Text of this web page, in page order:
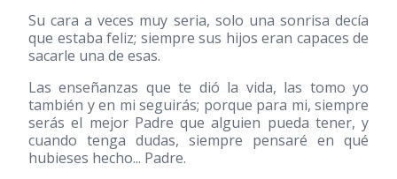
Su cara a veces muy seria, solo una sonrisa decía
que estaba feliz; siempre sus hijos eran capaces de
sacarle una de esas.
Las enseñanzas que te dió la vida, las tomo yo
también y en mi seguirás; porque para mi, siempre
serás el mejor Padre que alguien pueda tener, y
cuando tenga dudas, siempre pensaré en qué
hubieses hecho... Padre.